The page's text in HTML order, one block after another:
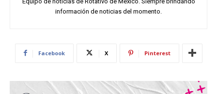
información de noticias del momento.
Facebook X Pinterest